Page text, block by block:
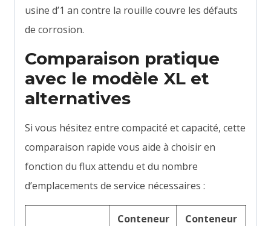
usine d’1 an contre la rouille couvre les défauts
de corrosion.
Comparaison pratique
avec le modèle XL et
alternatives
Si vous hésitez entre compacité et capacité, cette
comparaison rapide vous aide à choisir en
fonction du flux attendu et du nombre
d’emplacements de service nécessaires :
Conteneur
Conteneur